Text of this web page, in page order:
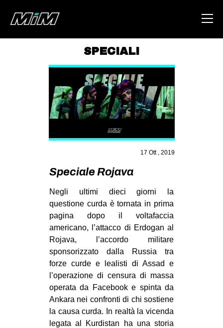
ABOUT
AREA
GAZA FREESTYLE
MSM
STUDENTI TSUNAMI
ZAM
MILANO
SPAZI
SPORT POPOLARE
MOVIMENTI
SPECIALI
17 Ott , 2019
Speciale Rojava
Negli ultimi dieci giorni la
questione curda è tornata in prima
pagina dopo il voltafaccia
americano, l’attacco di Erdogan al
Rojava, l’accordo militare
sponsorizzato dalla Russia tra
forze curde e lealisti di Assad e
l’operazione di censura di massa
operata da Facebook e spinta da
Ankara nei confronti di chi sostiene
la causa curda. In realtà la vicenda
legata al Kurdistan ha una storia